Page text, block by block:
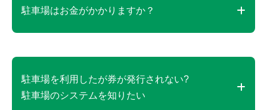
ください。
駐車場はお金がかかりますか？
駐車場は有料です。駐車料金（1回）は普通車（2ナ
円バイク（51cc以上）平日400円、土日祝日500円大
型車（車高2.7m以上および2ナンバー車）2,500円で
駐車場を利用したが券が発行されない?
駐車場のシステムを知りたい